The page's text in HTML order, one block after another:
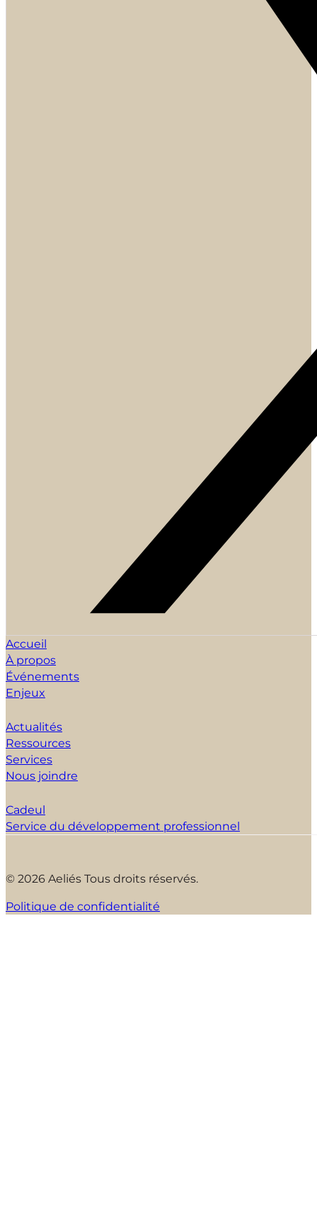
Accueil
À propos
Événements
Enjeux
Actualités
Ressources
Services
Nous joindre
Cadeul
Service du développement professionnel
© 2026 Aeliés Tous droits réservés.
Politique de confidentialité